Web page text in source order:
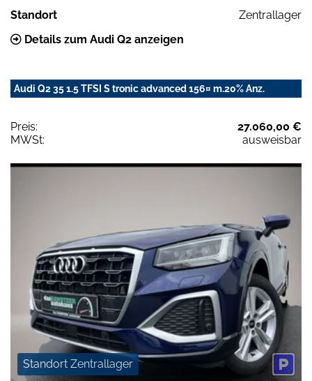
Standort
Zentrallager
Details zum Audi Q2 anzeigen
Audi Q2 35 1.5 TFSI S tronic advanced 156¤ m.20% Anz.
Preis:
27.060,00 €
MWSt:
ausweisbar
Standort Zentrallager